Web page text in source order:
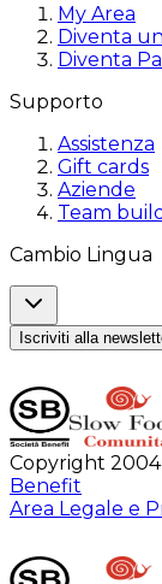
My Area
Diventa
Diventa
Supporto
Assistenza
Gift cards
Aziende
Team
Cambio Lingua
Iscriviti alla
Copyright
Benefit
Area Legale e